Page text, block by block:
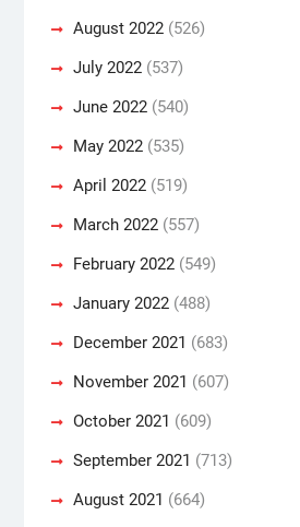
August 2022(526)
July 2022(537)
June 2022(540)
May 2022(535)
April 2022(519)
March 2022(557)
February 2022(549)
January 2022(488)
December 2021 (683)
November 2021 (607)
October 2021 (609)
September 2021 (713)
August 2021 (664)